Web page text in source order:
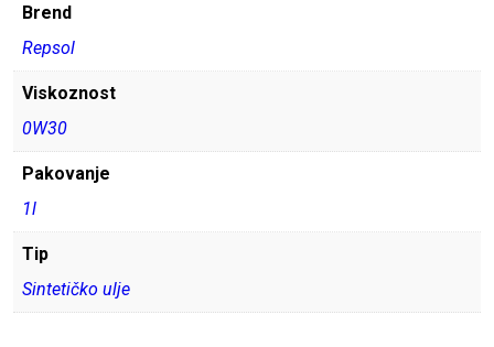
Brend
Repsol
Viskoznost
0W30
Pakovanje
1l
Tip
Sintetičko ulje